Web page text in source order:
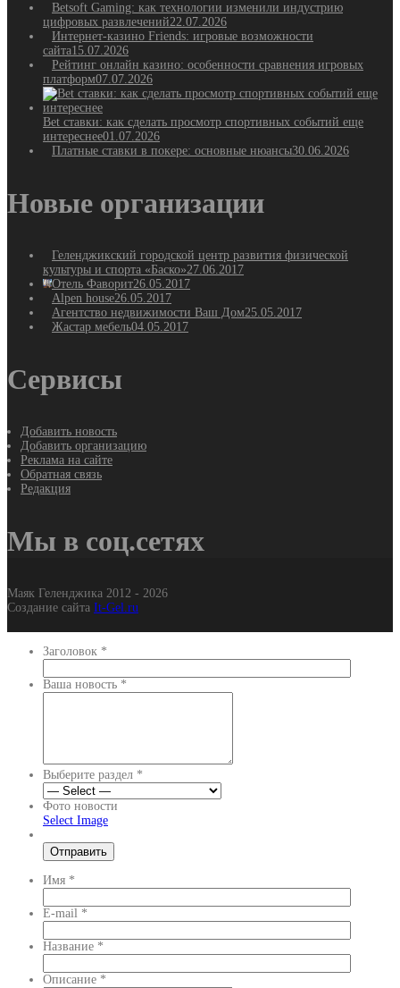
Betsoft Gaming: как технологии изменили индустрию
цифровых развлечений22.07.2026
Интернет-казино Friends: игровые возможности
сайта15.07.2026
Рейтинг онлайн казино: особенности сравнения игровых
платформ07.07.2026
Bet ставки: как сделать просмотр спортивных событий еще
интереснее01.07.2026
Платные ставки в покере: основные нюансы30.06.2026
Новые организации
Геленджикский городской центр развития физической
культуры и спорта «Баско»27.06.2017
Отель Фаворит26.05.2017
Alpen house26.05.2017
Агентство недвижимости Ваш Дом25.05.2017
Жастар мебель04.05.2017
Сервисы
Добавить новость
Добавить организацию
Реклама на сайте
Обратная связь
Редакция
Мы в соц.сетях
Маяк Геленджика 2012 - 2026
Создание сайта It-Gel.ru
Заголовок *
Ваша новость *
Выберите раздел *
Фото новости
Select Image
Имя *
E-mail *
Название *
Описание *